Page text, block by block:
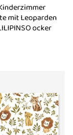
mit Leoparden
ocker